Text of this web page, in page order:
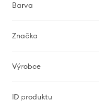
Barva
Značka
Výrobce
ID produktu